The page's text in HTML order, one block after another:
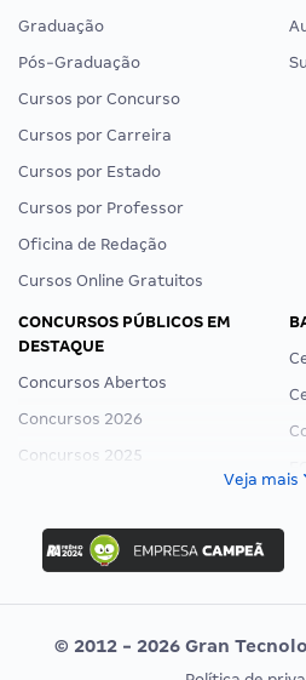
Graduação
Pós-Graduação
Cursos por Concurso
Cursos por Carreira
Cursos por Estado
Cursos por Professor
Oficina de Redação
Cursos Online Gratuitos
CONCURSOS PÚBLICOS EM
DESTAQUE
Concursos Abertos
Concursos 2026
Concursos 2025
Concurso Nacional Unificado
Concurso Ibama
Concurso MPU
Editais publicados
Veja mais
© 2012 - 2026 Gran